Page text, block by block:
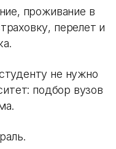
проживание в
перелет и
не нужно
подбор вузов